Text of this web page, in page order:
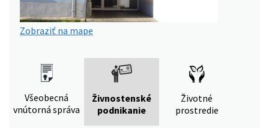
Zobraziť na mape
Všeobecná
vnútorná správa
Živnostenské
podnikanie
Životné
prostredie